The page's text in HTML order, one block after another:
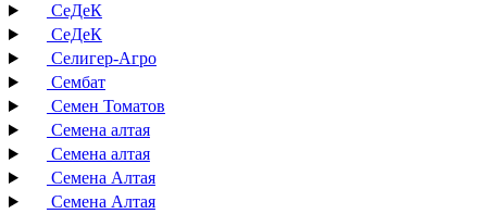
СеДеК
СеДеК
Селигер-Агро
Сембат
Семен Томатов
Семена алтая
Семена алтая
Семена Алтая
Семена Алтая